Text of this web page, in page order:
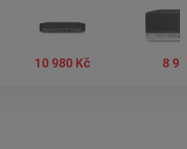
10 980 Kč 8